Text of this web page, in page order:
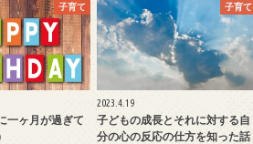
子育て
一ヶ月が過ぎて
子育て
2023.4.19
子どもの成長とそれに対する自
分の心の反応の仕方を知った話